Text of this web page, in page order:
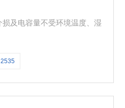
及电容量不受环境温度、湿
2535